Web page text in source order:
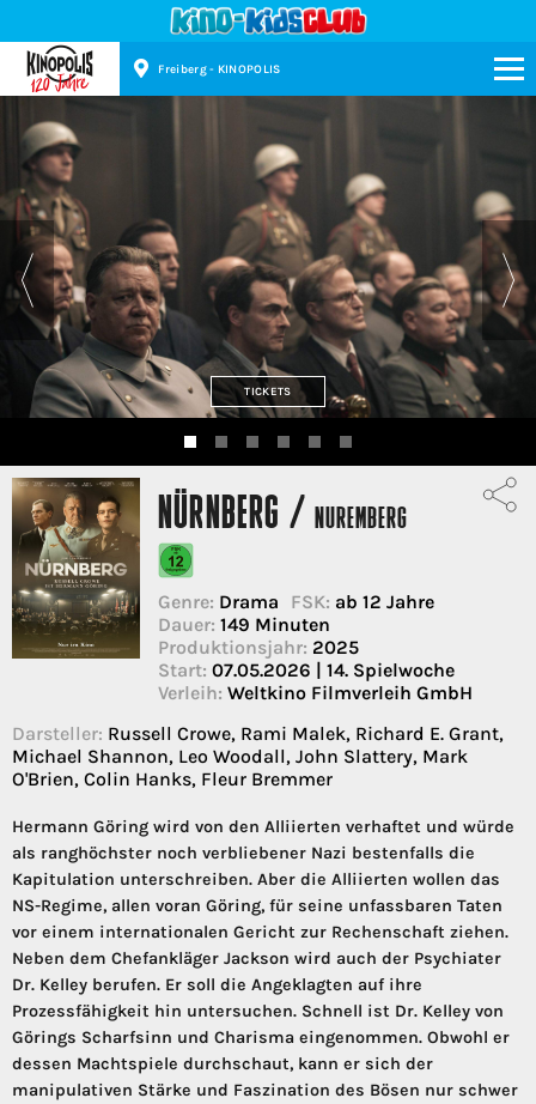
Freiberg - KINOPOLIS
TICKETS
NÜRNBERG / NUREMBERG
Genre: Drama FSK: ab 12 Jahre
Dauer: 149 Minuten
Produktionsjahr: 2025
Start: 07.05.2026 | 14. Spielwoche
Verleih: Weltkino Filmverleih GmbH
Darsteller: Russell Crowe, Rami Malek, Richard E. Grant,
Michael Shannon, Leo Woodall, John Slattery, Mark
O'Brien, Colin Hanks, Fleur Bremmer
Hermann Göring wird von den Alliierten verhaftet und würde
als ranghöchster noch verbliebener Nazi bestenfalls die
Kapitulation unterschreiben. Aber die Alliierten wollen das
NS-Regime, allen voran Göring, für seine unfassbaren Taten
vor einem internationalen Gericht zur Rechenschaft ziehen.
Neben dem Chefankläger Jackson wird auch der Psychiater
Dr. Kelley berufen. Er soll die Angeklagten auf ihre
Prozessfähigkeit hin untersuchen. Schnell ist Dr. Kelley von
Görings Scharfsinn und Charisma eingenommen. Obwohl er
dessen Machtspiele durchschaut, kann er sich der
manipulativen Stärke und Faszination des Bösen nur schwer